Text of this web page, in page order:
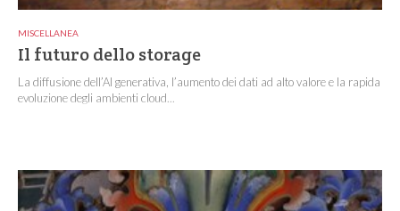
MISCELLANEA
Il futuro dello storage
La diffusione dell’AI generativa, l’aumento dei dati ad alto valore e la rapida
evoluzione degli ambienti cloud...